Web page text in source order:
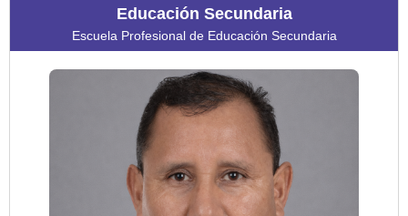
Educación Secundaria
Escuela Profesional de Educación Secundaria